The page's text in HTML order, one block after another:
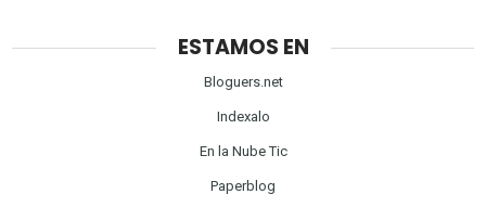
ESTAMOS EN
Bloguers.net
Indexalo
En la Nube Tic
Paperblog